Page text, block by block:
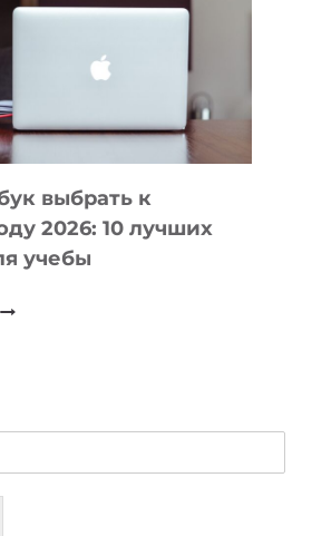
выбрать к
2026: 10 лучших
учебы
КАКОЙ